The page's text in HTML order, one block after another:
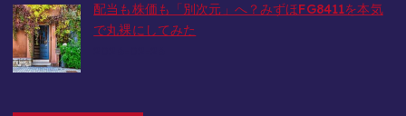
配当も株価も「別次元」へ？みずほFG8411を本気
で丸裸にしてみた